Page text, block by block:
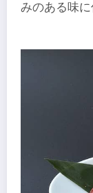
みのある味に